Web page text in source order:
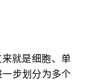
就是细胞、单
步划分为多个